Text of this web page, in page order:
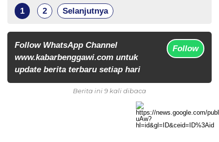
1
2 Selanjutnya
Follow WhatsApp Channel
www.kabarbenggawi.com untuk
update berita terbaru setiap hari
Follow
Berita ini 9 kali dibaca